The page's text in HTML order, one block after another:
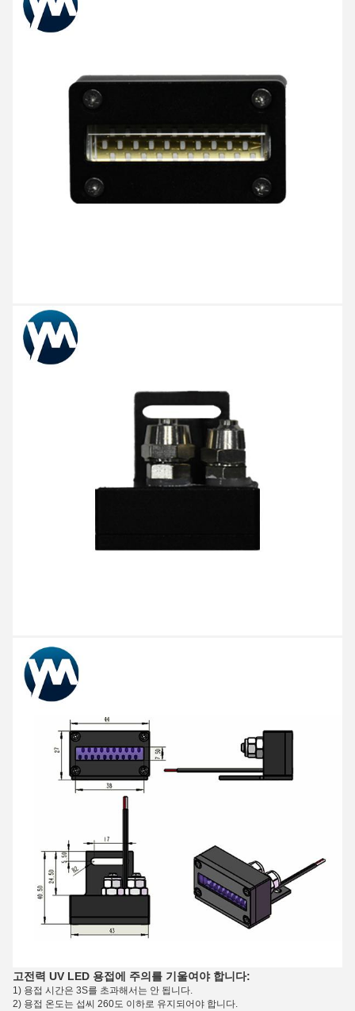
고전력 UV LED 용접에 주의를 기울여야 합니다:
1) 용접 시간은 3S를 초과해서는 안 됩니다.
2) 용접 온도는 섭씨 260도 이하로 유지되어야 합니다.